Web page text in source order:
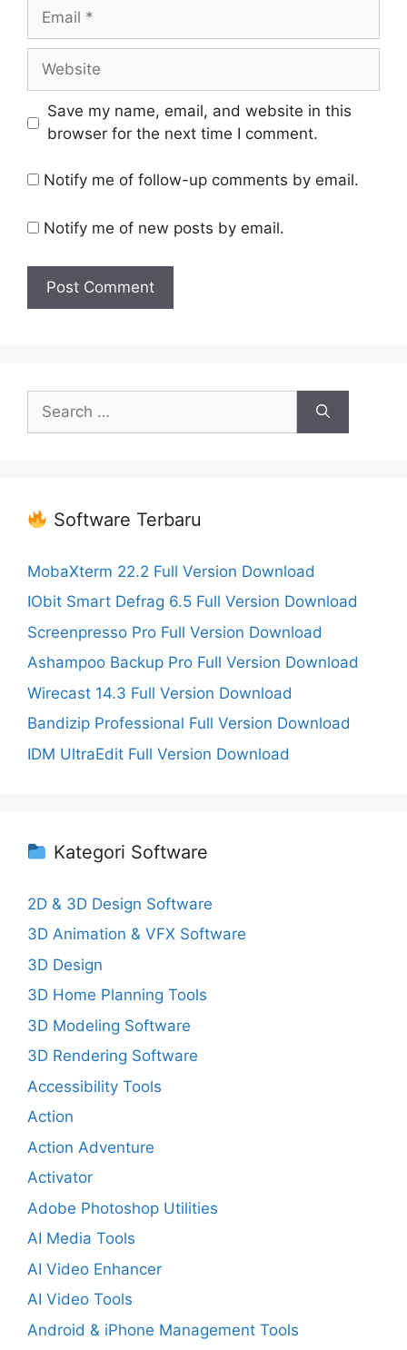
Email
Website
Save my name, email, and website in this
browser for the next time I comment.
Notify me of follow-up comments by email.
Notify me of new posts by email.
for:
Software Terbaru
MobaXterm 22.2 Full Version Download
IObit Smart Defrag 6.5 Full Version Download
Screenpresso Pro Full Version Download
Ashampoo Backup Pro Full Version Download
Wirecast 14.3 Full Version Download
Bandizip Professional Full Version Download
IDM UltraEdit Full Version Download
Kategori Software
2D & 3D Design Software
3D Animation & VFX Software
3D Design
3D Home Planning Tools
3D Modeling Software
3D Rendering Software
Accessibility Tools
Action
Action Adventure
Activator
Adobe Photoshop Utilities
AI Media Tools
AI Video Enhancer
AI Video Tools
Android & iPhone Management Tools